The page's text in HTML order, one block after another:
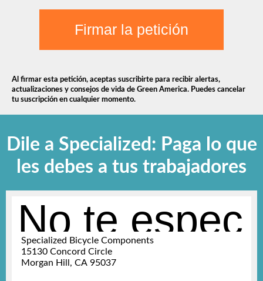
Firmar la petición
Al firmar esta petición, aceptas suscribirte para recibir alertas,
actualizaciones y consejos de vida de Green America. Puedes cancelar
tu suscripción en cualquier momento.
Dile a Specialized: Paga lo que
les debes a tus trabajadores